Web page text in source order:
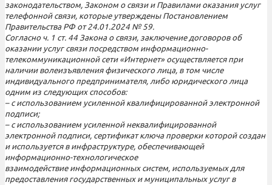
законодательством, Законом о связи и Правилами оказания услуг
телефонной связи, которые утверждены Постановлением
Правительства РФ от 24.01.2024 № 59.
Согласно ч. 1 ст. 44 Закона о связи, заключение договоров об
оказании услуг связи посредством информационно-
телекоммуникационной сети «Интернет» осуществляется при
наличии волеизъявления физического лица, в том числе
индивидуального предпринимателя, либо юридического лица
одним из следующих способов:
– с использованием усиленной квалифицированной электронной
подписи;
– с использованием усиленной неквалифицированной
электронной подписи, сертификат ключа проверки которой создан
и используется в инфраструктуре, обеспечивающей
информационно-технологическое
взаимодействие информационных систем, используемых для
предоставления государственных и муниципальных услуг в